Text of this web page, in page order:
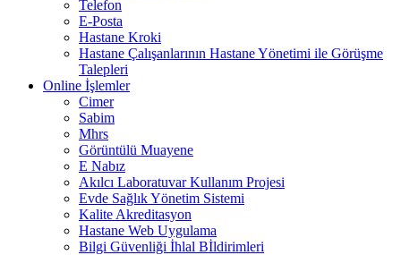
Telefon
E-Posta
Hastane Kroki
Hastane Çalışanlarının Hastane Yönetimi ile Görüşme
Talepleri
Online İşlemler
Cimer
Sabim
Mhrs
Görüntülü Muayene
E Nabız
Akılcı Laboratuvar Kullanım Projesi
Evde Sağlık Yönetim Sistemi
Kalite Akreditasyon
Hastane Web Uygulama
Bilgi Güvenliği İhlal Bİldirimleri